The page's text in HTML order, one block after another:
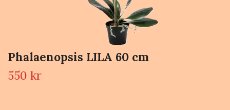
Phalaenopsis LILA 60 cm
550 kr